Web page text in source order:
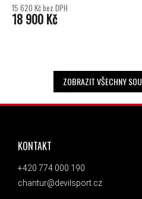
15 620 Kč bez DPH
18 900 Kč
ZOBRAZIT VŠECHNY
ZÁPATÍ
KONTAKT
+420 774 000 190
chantur@devilsport.cz